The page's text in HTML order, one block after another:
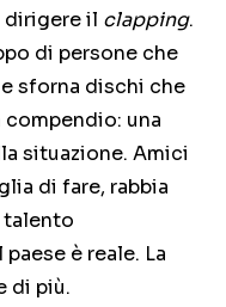
dirigere il clapping.
di persone che
sforna dischi che
una
situazione. Amici
di fare, rabbia
è reale. La
di più.